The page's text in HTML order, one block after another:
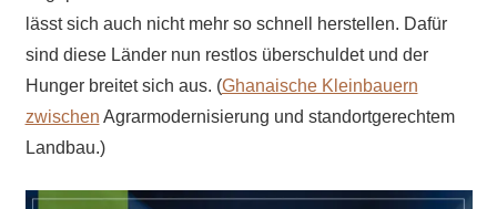
lässt sich auch nicht mehr so schnell herstellen. Dafür
sind diese Länder nun restlos überschuldet und der
Hunger breitet sich aus. (Ghanaische Kleinbauern
zwischen Agrarmodernisierung und standortgerechtem
Landbau.)